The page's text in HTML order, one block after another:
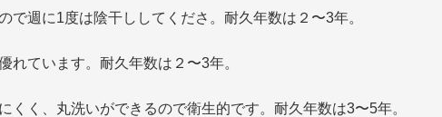
週に1度は陰干ししてくださ。耐久年数は２〜3年。
ています。耐久年数は２〜3年。
く、丸洗いができるので衛生的です。耐久年数は3〜5年。